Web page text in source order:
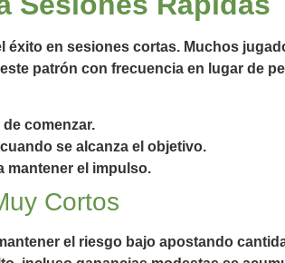
éxito en sesiones cortas. Muchos
patrón con frecuencia en lugar de
comenzar.
se alcanza el objetivo.
mantener el impulso.
Cortos
el riesgo bajo apostando